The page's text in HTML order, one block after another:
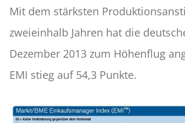
Mit dem stärksten
zweieinhalb Jahren hat die
Dezember 2013 zum Höhenflug
EMI stieg auf 54,3 Punkte.